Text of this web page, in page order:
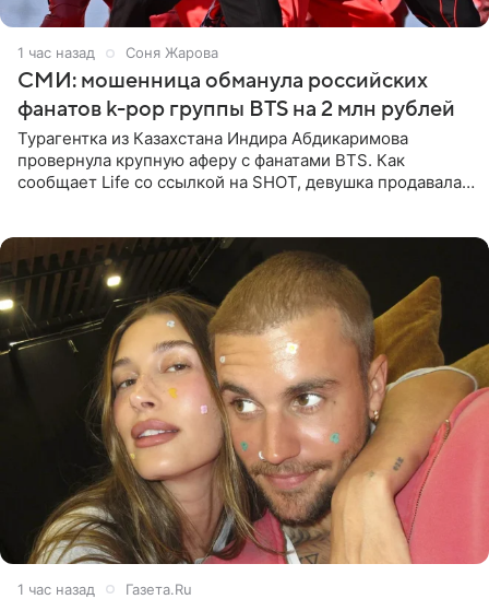
1 час назад Соня Жарова
СМИ: мошенница обманула российских
фанатов k-pop группы BTS на 2 млн рублей
Турагентка из Казахстана Индира Абдикаримова
провернула крупную аферу с фанатами BTS. Как
сообщает Life со ссылкой на SHOT, девушка продавала
1 час назад Газета.Ru